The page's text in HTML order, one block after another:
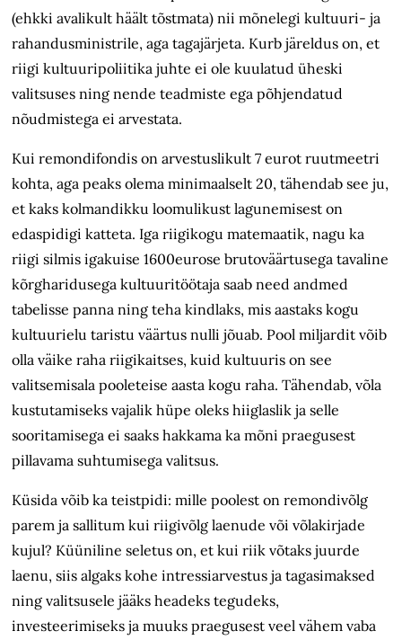
(ehkki avalikult häält tõstmata) nii mõnelegi kultuuri- ja
rahandusministrile, aga tagajärjeta. Kurb järeldus on, et
riigi kultuuripoliitika juhte ei ole kuulatud üheski
valitsuses ning nende teadmiste ega põhjendatud
nõudmistega ei arvestata.
Kui remondifondis on arvestuslikult 7 eurot ruutmeetri
kohta, aga peaks olema minimaalselt 20, tähendab see ju,
et kaks kolmandikku loomulikust lagunemisest on
edaspidigi katteta. Iga riigikogu matemaatik, nagu ka
riigi silmis igakuise 1600eurose brutoväärtusega tavaline
kõrgharidusega kultuuritöötaja saab need andmed
tabelisse panna ning teha kindlaks, mis aastaks kogu
kultuurielu taristu väärtus nulli jõuab. Pool miljardit võib
olla väike raha riigikaitses, kuid kultuuris on see
valitsemisala pooleteise aasta kogu raha. Tähendab, võla
kustutamiseks vajalik hüpe oleks hiiglaslik ja selle
sooritamisega ei saaks hakkama ka mõni praegusest
pillavama suhtumisega valitsus.
Küsida võib ka teistpidi: mille poolest on remondivõlg
parem ja sallitum kui riigivõlg laenude või võlakirjade
kujul? Küüniline seletus on, et kui riik võtaks juurde
laenu, siis algaks kohe intressiarvestus ja tagasimaksed
ning valitsusele jääks headeks tegudeks,
investeerimiseks ja muuks praegusest veel vähem vaba